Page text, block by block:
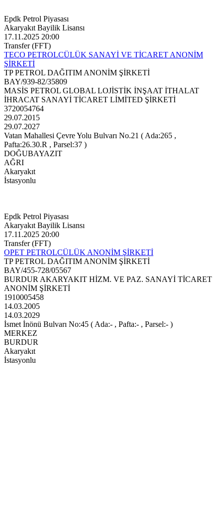
Epdk Petrol Piyasası
Akaryakıt Bayilik Lisansı
17.11.2025 20:00
Transfer (FFT)
TECO PETROLCÜLÜK SANAYİ VE TİCARET ANONİM
ŞİRKETİ
TP PETROL DAĞITIM ANONİM ŞİRKETİ
BAY/939-82/35809
MASİS PETROL GLOBAL LOJİSTİK İNŞAAT İTHALAT
İHRACAT SANAYİ TİCARET LİMİTED ŞİRKETİ
3720054764
29.07.2015
29.07.2027
Vatan Mahallesi Çevre Yolu Bulvarı No.21 ( Ada:265 ,
Pafta:26.30.R , Parsel:37 )
DOĞUBAYAZIT
AĞRI
Akaryakıt
İstasyonlu
Epdk Petrol Piyasası
Akaryakıt Bayilik Lisansı
17.11.2025 20:00
Transfer (FFT)
OPET PETROLCÜLÜK ANONİM ŞİRKETİ
TP PETROL DAĞITIM ANONİM ŞİRKETİ
BAY/455-728/05567
BURDUR AKARYAKIT HİZM. VE PAZ. SANAYİ TİCARET
ANONİM ŞİRKETİ
1910005458
14.03.2005
14.03.2029
İsmet İnönü Bulvarı No:45 ( Ada:- , Pafta:- , Parsel:- )
MERKEZ
BURDUR
Akaryakıt
İstasyonlu